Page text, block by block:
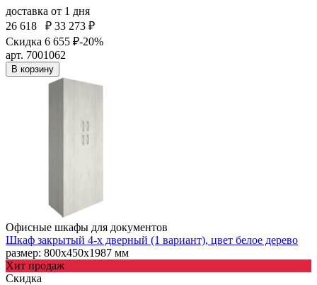
доставка от 1 дня
26 618
₽ 33 273 ₽
Скидка 6 655 ₽-20%
арт. 7001062
В корзину
Офисные шкафы для документов
Шкаф закрытый 4-х дверный (1 вариант), цвет белое дерево
размер: 800х450х1987 мм
Хит продаж
Скидка